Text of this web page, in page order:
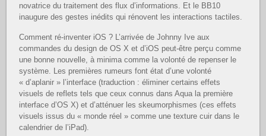
novatrice du traitement des flux d’informations. Et le BB10
inaugure des gestes inédits qui rénovent les interactions tactiles.
Comment ré-inventer iOS ? L’arrivée de Johnny Ive aux
commandes du design de OS X et d’iOS peut-être perçu comme
une bonne nouvelle, à minima comme la volonté de repenser le
système. Les premières rumeurs font état d’une volonté
« d’aplanir » l’interface (traduction : éliminer certains effets
visuels de reflets tels que ceux connus dans Aqua la première
interface d’OS X) et d’atténuer les skeumorphismes (ces effets
visuels issus du « monde réel » comme une texture cuir dans le
calendrier de l’iPad).